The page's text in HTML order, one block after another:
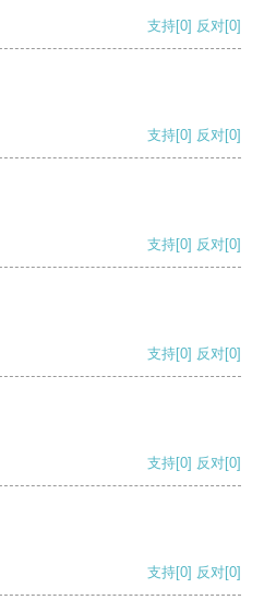
支持[0] 反对[0]
支持[0] 反对[0]
支持[0] 反对[0]
支持[0] 反对[0]
支持[0] 反对[0]
支持[0] 反对[0]